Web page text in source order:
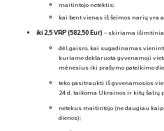
maitintojo netektis;
kai bent vienas iš šeimos narių yra
iki 2,5 VRP (582,50 Eur) – skiriama
dėl gaisro, kai sugadinamas
kuriame deklaruota gyvenamoji
mėnesius iki prašymo pateikimo
teko pasitraukti iš gyvenamosios
24 d. taikoma Ukrainos ir kitų šalių
netekus maitintojo (ne daugiau
dienos);